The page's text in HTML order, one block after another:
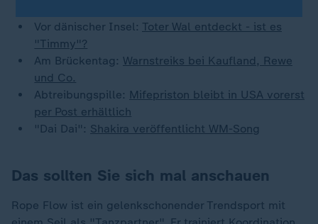
Vor dänischer Insel: Toter Wal entdeckt - ist es
"Timmy"?
Am Brückentag: Warnstreiks bei Kaufland, Rewe
und Co.
Abtreibungspille: Mifepriston bleibt in USA vorerst
per Post erhältlich
"Dai Dai": Shakira veröffentlicht WM-Song
Das sollten Sie sich mal anschauen
Rope Flow ist ein gelenkschonender Trendsport mit